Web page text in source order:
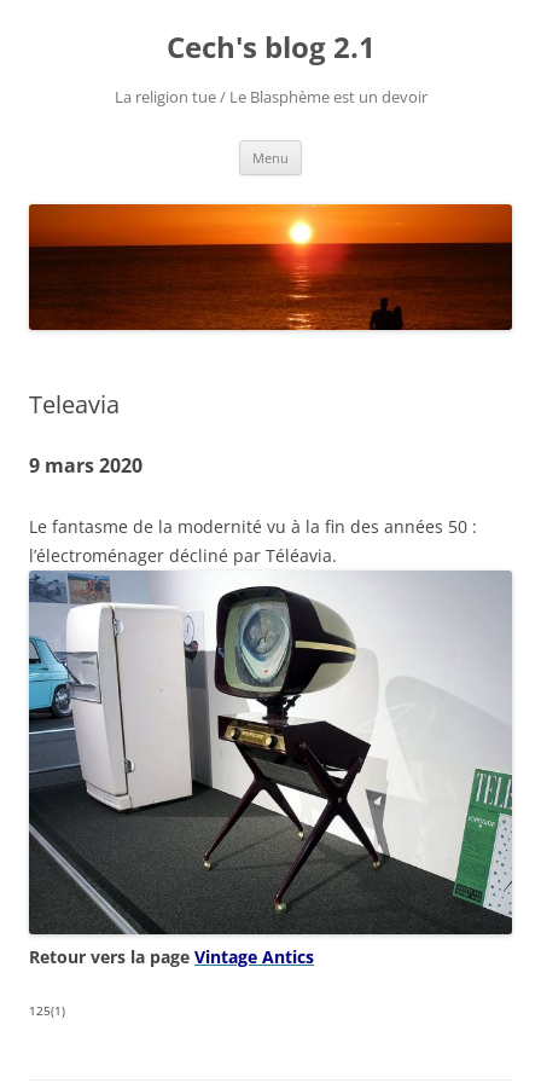
Cech's blog 2.1
La religion tue / Le Blasphème est un devoir
Menu
Teleavia
9 mars 2020
Le fantasme de la modernité vu à la fin des années 50 :
l’électroménager décliné par Téléavia.
Retour vers la page Vintage Antics
125(1)